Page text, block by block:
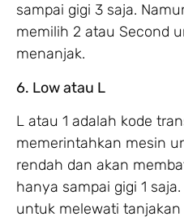
sampai gigi 3 saja.
memilih 2 atau Second
menanjak.
6. Low atau L
L atau 1 adalah kode
memerintahkan mesin
rendah dan akan
hanya sampai gigi 1
untuk melewati